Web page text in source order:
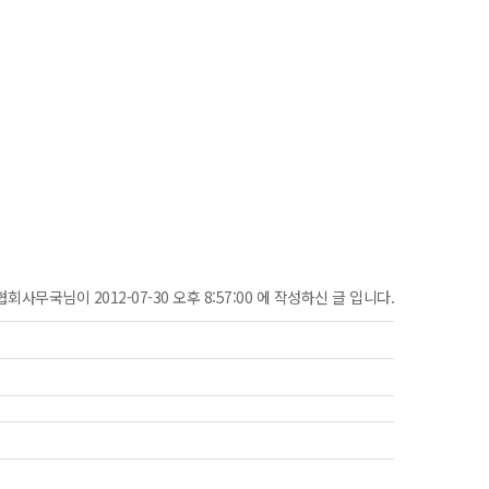
회사무국님이 2012-07-30 오후 8:57:00 에 작성하신 글 입니다.